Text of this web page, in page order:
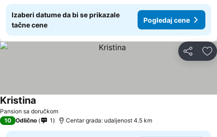
Izaberi datume da bi se prikazale
tačne cene
Pogledaj cene
Deli
Pansion sa doručkom
Kristina
10 Odlično 1 Centar grada: udaljenost 4.5 km